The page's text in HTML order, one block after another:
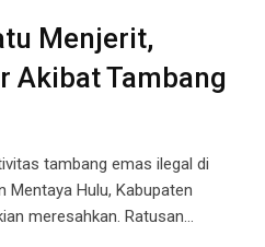
Menjerit,
Akibat Tambang
tambang emas ilegal di
Mentaya Hulu, Kabupaten
meresahkan. Ratusan…